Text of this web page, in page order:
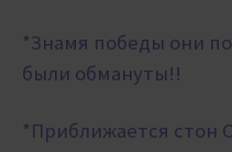
*Знамя победы они
были обмануты!!
*Приближается стон